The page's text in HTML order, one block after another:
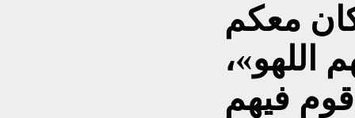
معكم
اللهو»،
فيهم